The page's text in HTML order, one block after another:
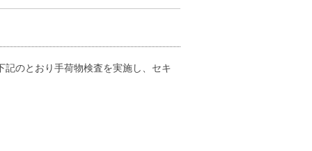
のとおり手荷物検査を実施し、セキ